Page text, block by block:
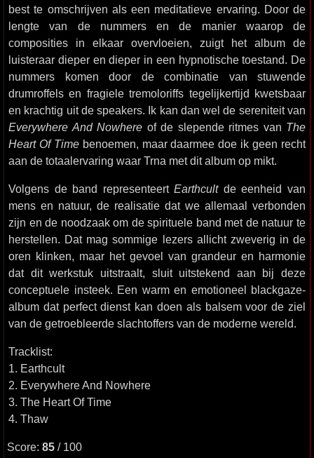
best te omschrijven als een meditatieve ervaring. Door de
lengte van de nummers en de manier waarop de
composities in elkaar overvloeien, zuigt het album de
luisteraar dieper en dieper in een hypnotische toestand. De
nummers komen door de combinatie van stuwende
drumroffels en fragiele tremoloriffs tegelijkertijd kwetsbaar
en krachtig uit de speakers. Ik kan dan wel de sereniteit van
Everywhere And Nowhere of de slepende ritmes van The
Heart Of Timebenoemen, maar daarmee doe ik geen recht
aan de totaalervaring waar Trna met dit album op mikt.
Volgens de band representeertEarthcultde eenheid van
mens en natuur, de realisatie dat we allemaal verbonden
zijn en de noodzaak om de spirituele band met de natuur te
herstellen. Dat mag sommige lezers allicht zweverig in de
oren klinken, maar het gevoel van grandeur en harmonie
dat dit werkstuk uitstraalt, sluit uitstekend aan bij deze
conceptuele insteek. Een warm en emotioneel blackgaze-
album dat perfect dienst kan doen als balsem voor de ziel
van de getroebleerde slachtoffers van de moderne wereld.
Tracklist:
1. Earthcult
2. Everywhere And Nowhere
3. The Heart Of Time
4. Thaw
Score: 85 / 100